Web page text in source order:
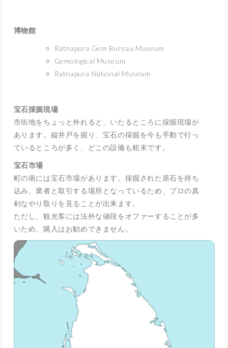
博物館
Ratnapura Gem Bureau Museum
Gemological Museum
Ratnapura National Museum
宝石採掘現場
市街地をちょっと外れると、いたるところに採掘現場が
あります。縦井戸を掘り、宝石の採掘を今も手動で行っ
ているところが多く、どこの設備も粗末です。
宝石市場
町の南には宝石市場があります。採掘された原石を持ち
込み、業者と取引する場所となっているため、プロの真
剣なやり取りを見ることが出来ます。
ただし、観光客には法外な値段をオファーすることが多
いため、購入はお勧めできません。